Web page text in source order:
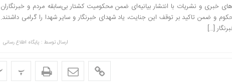
خبری و نشریات با انتشار بیانیه‌ای ضمن محکومیت کشتار بی‌سابقه مردم و خبرنگاران
و ضمن تاکید بر توقف این جنایت، یاد شهدای خبرنگار و سایر شهدا را گرامی داشتند.
ارسال توسط : پایگاه اطلاع رسانی
پ